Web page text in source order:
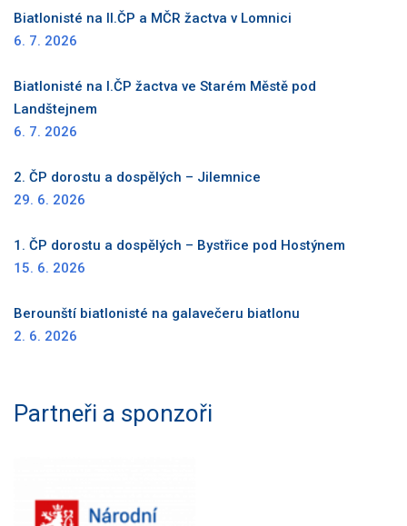
Biatlonisté na II.ČP a MČR žactva v Lomnici
6. 7. 2026
Biatlonisté na I.ČP žactva ve Starém Městě pod
Landštejnem
6. 7. 2026
2. ČP dorostu a dospělých – Jilemnice
29. 6. 2026
1. ČP dorostu a dospělých – Bystřice pod Hostýnem
15. 6. 2026
Berounští biatlonisté na galavečeru biatlonu
2. 6. 2026
Partneři a sponzoři